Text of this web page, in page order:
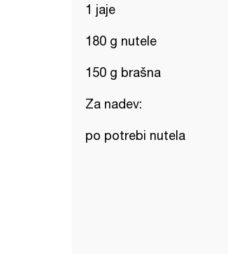
1 jaje
180 g nutele
150 g brašna
Za nadev:
po potrebi nutela